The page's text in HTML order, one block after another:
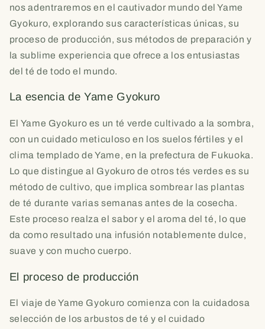
nos adentraremos en el cautivador mundo del Yame
Gyokuro, explorando sus características únicas, su
proceso de producción, sus métodos de preparación y
la sublime experiencia que ofrece a los entusiastas
del té de todo el mundo.
La esencia de Yame Gyokuro
El Yame Gyokuro es un té verde cultivado a la sombra,
con un cuidado meticuloso en los suelos fértiles y el
clima templado de Yame, en la prefectura de Fukuoka.
Lo que distingue al Gyokuro de otros tés verdes es su
método de cultivo, que implica sombrear las plantas
de té durante varias semanas antes de la cosecha.
Este proceso realza el sabor y el aroma del té, lo que
da como resultado una infusión notablemente dulce,
suave y con mucho cuerpo.
El proceso de producción
El viaje de Yame Gyokuro comienza con la cuidadosa
selección de los arbustos de té y el cuidado